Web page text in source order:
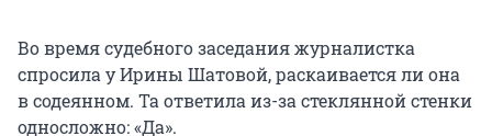
Во время судебного заседания журналистка
спросила у Ирины Шатовой, раскаивается ли она
в содеянном. Та ответила из-за стеклянной стенки
односложно: «Да».